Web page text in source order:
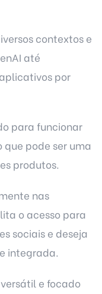
contextos e
até
por
para funcionar
que pode ser uma
produtos.
nas
o acesso para
sociais e deseja
integrada.
e focado